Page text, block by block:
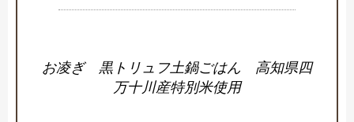
お凌ぎ 黒トリュフ土鍋ごはん 高知県四
万十川産特別米使用